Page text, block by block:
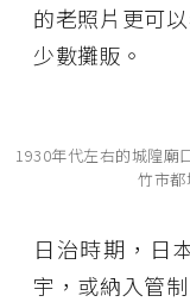
的老照片更可
少數攤販。
1930年代左右的城隍廟
竹市都
日治時期，日
宇，或納入管